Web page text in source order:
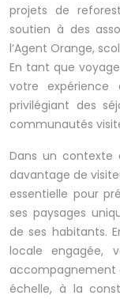
projets de
soutien à des
l’Agent Orange,
En tant que
votre expérience
privilégiant des
communautés
Dans un contexte
davantage de
essentielle pour
ses paysages
de ses habitants.
locale engagée,
accompagnement
échelle, à la